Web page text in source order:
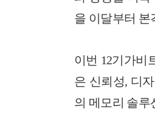
을 이달부터 본
이번 12기가비
은 신뢰성, 디
의 메모리 솔루